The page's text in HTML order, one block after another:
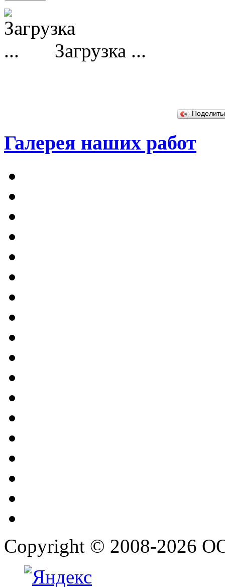
Загрузка ...
Галерея наших работ
Copyright © 2008-2026